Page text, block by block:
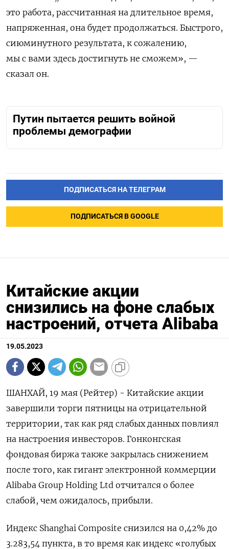
это работа, рассчитанная на длительное время,
напряженная, она будет продолжаться. Быстрого,
сиюминутного результата, к сожалению,
мы с вами здесь достигнуть не сможем», —
сказал он.
Путин пытается решить войной
проблемы демографии
ПОДПИСАТЬСЯ НА ТЕЛЕГРАМ
ПОДПИСАТЬСЯ В GOOGLE
Китайские акции
снизились на фоне слабых
настроений, отчета Alibaba
19.05.2023
ШАНХАЙ, 19 мая (Рейтер) - Китайские акции
завершили торги пятницы на отрицательной
территории, так как ряд слабых данных повлиял
на настроения инвесторов. Гонконгская
фондовая биржа также закрылась снижением
после того, как гигант электронной коммерции
Alibaba Group Holding Ltd отчитался о более
слабой, чем ожидалось, прибыли.
Индекс Shanghai Composite снизился на 0,42% до
3.283,54 пункта, в то время как индекс «голубых